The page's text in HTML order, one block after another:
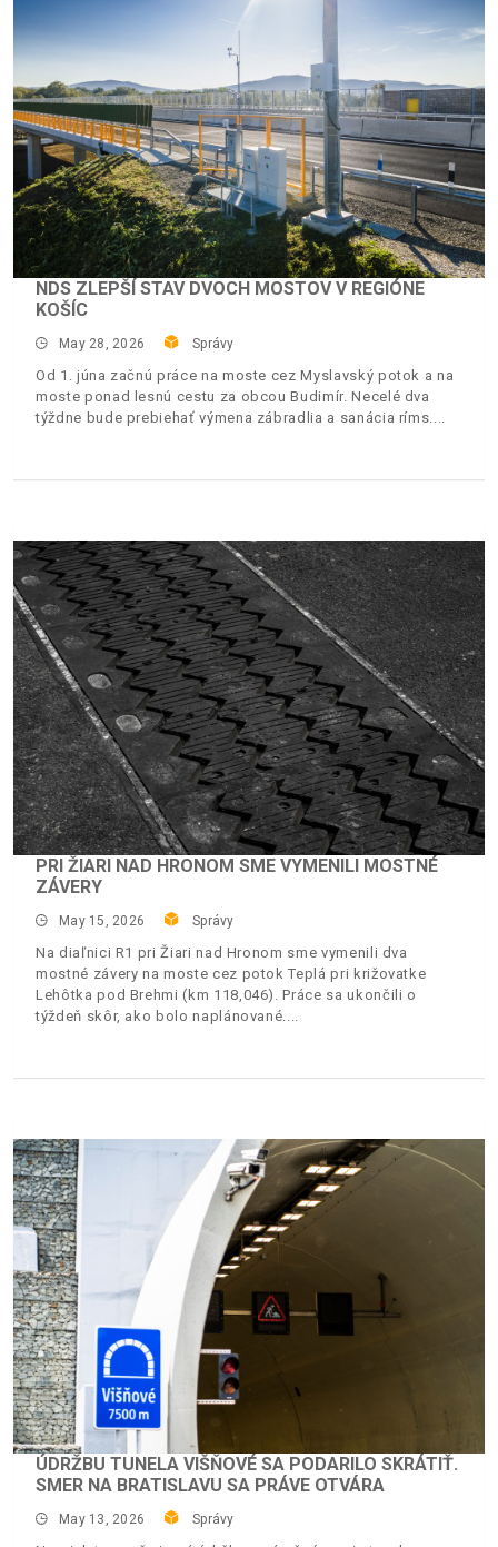
NDS ZLEPŠÍ STAV DVOCH MOSTOV V REGIÓNE
KOŠÍC
May 28, 2026 Správy
Od 1. júna začnú práce na moste cez Myslavský potok a na
moste ponad lesnú cestu za obcou Budimír. Necelé dva
týždne bude prebiehať výmena zábradlia a sanácia ríms.
PRI ŽIARI NAD HRONOM SME VYMENILI MOSTNÉ
ZÁVERY
May 15, 2026 Správy
Na diaľnici R1 pri Žiari nad Hronom sme vymenili dva
mostné závery na moste cez potok Teplá pri križovatke
Lehôtka pod Brehmi (km 118,046). Práce sa ukončili o
týždeň skôr, ako bolo naplánované.
ÚDRŽBU TUNELA VIŠŇOVÉ SA PODARILO SKRÁTIŤ.
SMER NA BRATISLAVU SA PRÁVE OTVÁRA
May 13, 2026 Správy